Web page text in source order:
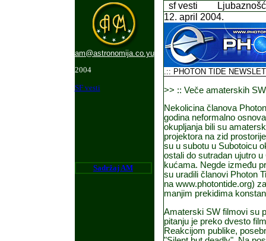
am@astronomija.co.yu
2004
SF vesti
Sadržaj AM
sf vesti
12. april 2004.
.:: PHOTON TIDE
>> :: Veče amaterskih
Nekolicina članova
godina neformalno
okupljanja bili su
projektora na zid
su u subotu u Subotoicu
ostali do sutradan ujutro
kućama. Negde između
su uradili članovi Photon
na www.photontide.org)
manjim prekidima
Amaterski SW filmovi su
pitanju je preko dvesto
Reakcijom publike,